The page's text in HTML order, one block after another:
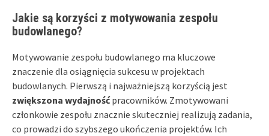
Jakie są korzyści z motywowania zespołu
budowlanego?
Motywowanie zespołu budowlanego ma kluczowe
znaczenie dla osiągnięcia sukcesu w projektach
budowlanych. Pierwszą i najważniejszą korzyścią jest
zwiększona wydajnośćpracowników. Zmotywowani
członkowie zespołu znacznie skuteczniej realizują zadania,
co prowadzi do szybszego ukończenia projektów. Ich